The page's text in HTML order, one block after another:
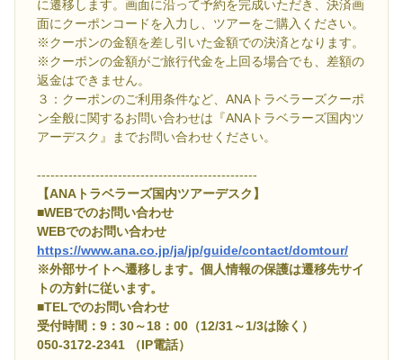
に遷移します。画面に沿って予約を完成いただき、決済画
面にクーポンコードを入力し、ツアーをご購入ください。
※クーポンの金額を差し引いた金額での決済となります。
※クーポンの金額がご旅行代金を上回る場合でも、差額の
返金はできません。
３：クーポンのご利用条件など、ANAトラベラーズクーポ
ン全般に関するお問い合わせは『ANAトラベラーズ国内ツ
アーデスク』までお問い合わせください。
-------------------------------------------------
【ANAトラベラーズ国内ツアーデスク】
■WEBでのお問い合わせ
WEBでのお問い合わせ
https://www.ana.co.jp/ja/jp/guide/contact/domtour/
※外部サイトへ遷移します。個人情報の保護は遷移先サイ
トの方針に従います。
■TELでのお問い合わせ
受付時間：9：30～18：00（12/31～1/3は除く）
050-3172-2341 （IP電話）